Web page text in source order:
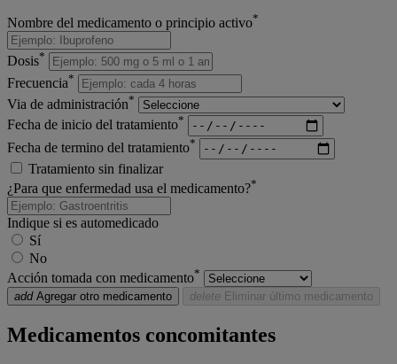
Nombre del medicamento o principio activo*
Dosis*
Frecuencia*
Via de administración*
Fecha de inicio del tratamiento*
Fecha de termino del tratamiento*
Tratamiento sin finalizar
¿Para que enfermedad usa el medicamento?*
Indique si es automedicado
Sí
No
Acción tomada con medicamento*
addAgregar otro medicamento delete Eliminar último medicamento
Medicamentos concomitantes